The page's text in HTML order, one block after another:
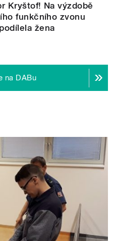
Kryštof! Na výzdobě
funkčního zvonu
žena
na DABu